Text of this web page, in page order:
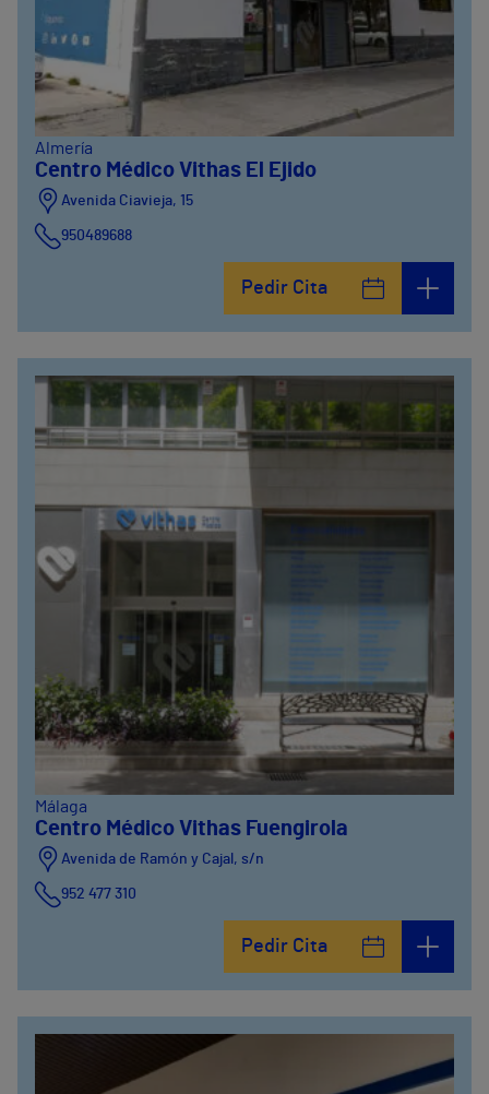
Almería
Centro Médico Vithas El Ejido
Avenida Ciavieja, 15
950489688
Pedir Cita
Málaga
Centro Médico Vithas Fuengirola
Avenida de Ramón y Cajal, s/n
952 477 310
Pedir Cita